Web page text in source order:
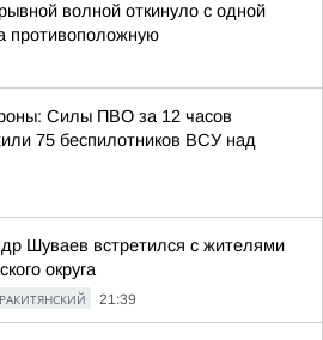
волной откинуло с одной
противоположную
Силы ПВО за 12 часов
75 беспилотников ВСУ над
Шуваев встретился с жителями
округа
РАКИТЯНСКИЙ 21:39